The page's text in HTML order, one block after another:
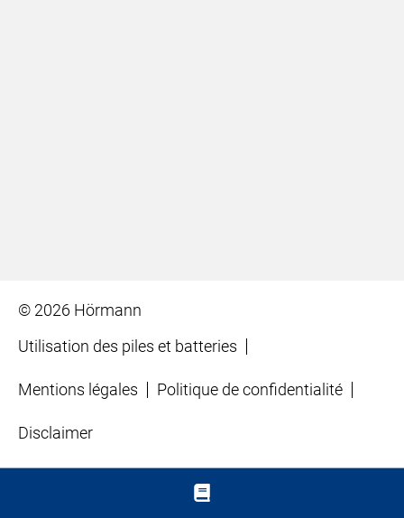
© 2026 Hörmann
Utilisation des piles et batteries
Mentions légales Politique de confidentialité
Disclaimer